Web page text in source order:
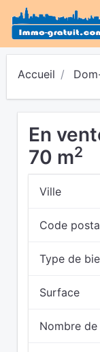
Accueil
En
70 m2
Ville
Code
Type de
Surface
Nombre